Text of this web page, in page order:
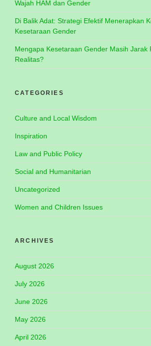
Wajah HAM dan Gender
Di Balik Adat: Strategi Efektif Menerapkan
Kesetaraan Gender
Mengapa Kesetaraan Gender Masih Jarak
Realitas?
CATEGORIES
Culture and Local Wisdom
Inspiration
Law and Public Policy
Social and Humanitarian
Uncategorized
Women and Children Issues
ARCHIVES
August 2026
July 2026
June 2026
May 2026
April 2026